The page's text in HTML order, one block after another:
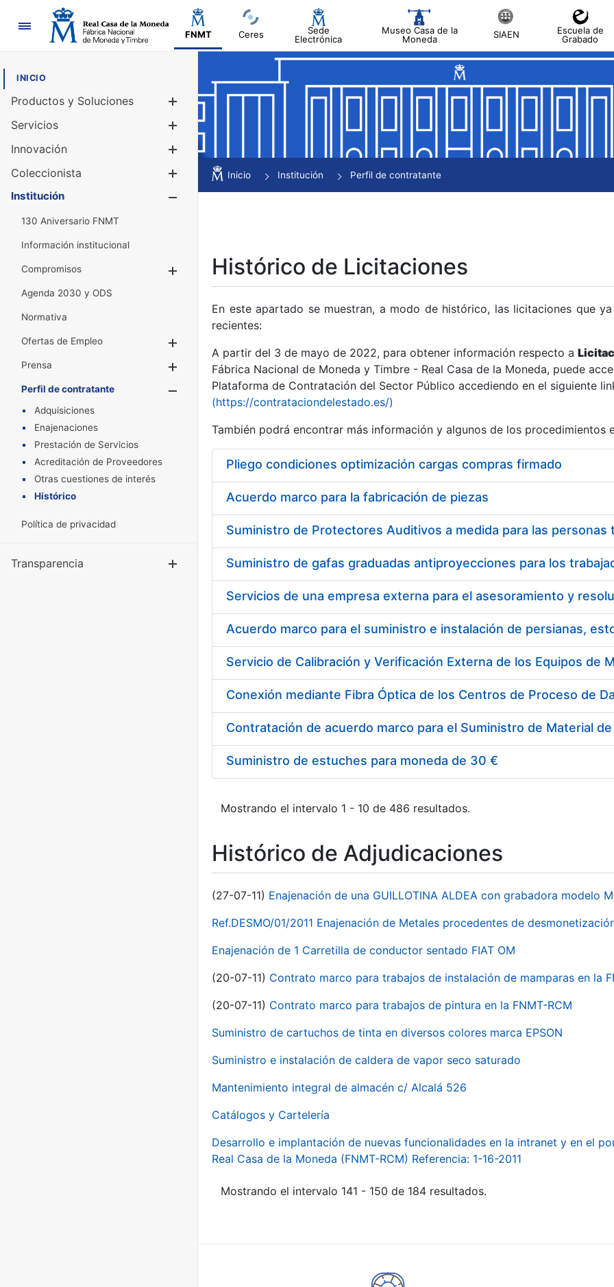
Navegación
FNMT Ceres
Sede
Electrónica
Museo Casa de la
Moneda
SIAEN
Escuela de
Grabado
INICIO
Productos y Soluciones
Mostrar/Ocultar
Servicios
Innovación
Coleccionista
Mostrar/Ocultar
Institución
130 Aniversario FNMT
Información institucional
Compromisos
Mostrar/Ocultar
Agenda 2030 y ODS
Normativa
Ofertas de Empleo
Prensa
Mostrar/Ocultar
Perfil de contratante
Mostrar/Ocultar
Adquisiciones
Enajenaciones
Prestación de Servicios
Acreditación de Proveedores
Otras cuestiones de interés
Histórico
Política de privacidad
Transparencia Mostrar/Ocultar
Inicio Institución Perfil de contratante
Histórico de Licitaciones
En este apartado se muestran, a modo de histórico, las licitaciones que
recientes:
A partir del 3 de mayo de 2022, para obtener información respecto a
Fábrica Nacional de Moneda y Timbre - Real Casa de la Moneda, puede
Plataforma de Contratación del Sector Público accediendo en el siguiente
(https://contrataciondelestado.es/)
También podrá encontrar más información y algunos de los procedimientos
Pliego condiciones optimización cargas compras firmado
Acuerdo marco para la fabricación de piezas
Acuerdo marco para el suministro e instalación de persianas,
Suministro de estuches para moneda de 30 €
Mostrando el intervalo 1 - 10 de 486 resultados.
Histórico de Adjudicaciones
(27-07-11) Enajenación de una GUILLOTINA ALDEA con grabadora modelo
Ref.DESMO/01/2011 Enajenación de Metales procedentes de
Enajenación de 1 Carretilla de conductor sentado FIAT OM
(20-07-11) Contrato marco para trabajos de instalación de mamparas en la
(20-07-11) Contrato marco para trabajos de pintura en la FNMT-RCM
Suministro de cartuchos de tinta en diversos colores marca EPSON
Suministro e instalación de caldera de vapor seco saturado
Mantenimiento integral de almacén c/ Alcalá 526
Catálogos y Cartelería
Desarrollo e implantación de nuevas funcionalidades en la intranet y en el
Real Casa de la Moneda (FNMT-RCM) Referencia: 1-16-2011
Mostrando el intervalo 141 - 150 de 184 resultados.